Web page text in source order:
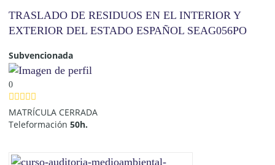
TRASLADO DE RESIDUOS EN EL INTERIOR Y
EXTERIOR DEL ESTADO ESPAÑOL SEAG056PO
Subvencionada
0
MATRÍCULA CERRADA
Teleformación50h.